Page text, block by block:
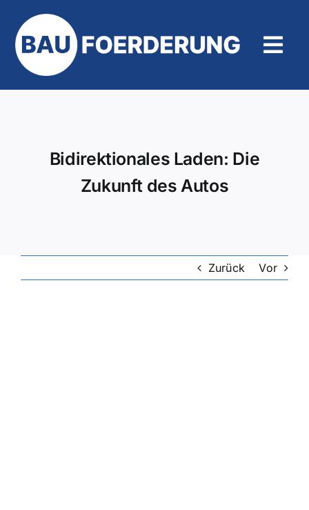
Inhalt
springen
Bidirektionales Laden: Die
Zukunft des Autos
Zurück Vor